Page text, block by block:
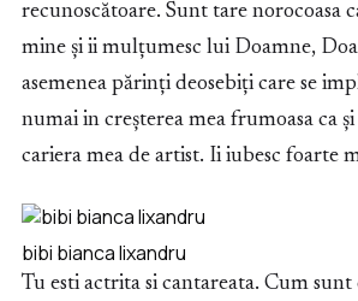
recunoscătoare. Sunt tare norocoasa
mine și ii mulțumesc lui Doamne,
asemenea părinți deosebiți care se
numai in creșterea mea frumoasa ca
cariera mea de artist. Ii iubesc foarte
bibi bianca lixandru
Tu esti actrita si cantareata. Cum sunt